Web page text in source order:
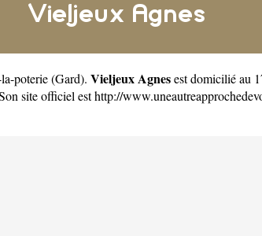
Vieljeux Agnes
poterie(Gard). Vieljeux Agnesest domicilié au
site officiel esthttp://